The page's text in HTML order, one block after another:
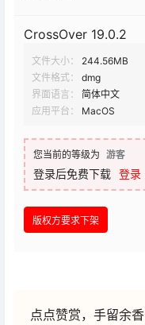
CrossOver 19.0.2
文件大小：
244.56MB
文件格式：
dmg
界面语言：
简体中文
应用平台：
MacOS
您当前的等级为 游客
登录后免费下载 登录
版权方要求下架
点点赞赏，手留余香